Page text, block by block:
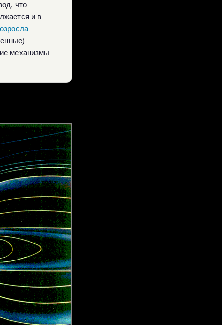
что
и в
механизмы